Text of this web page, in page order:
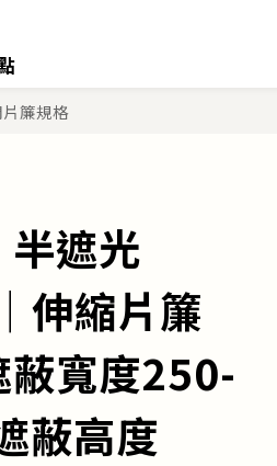
簾規格
遮光
伸縮片簾
寬度250-
蔽高度